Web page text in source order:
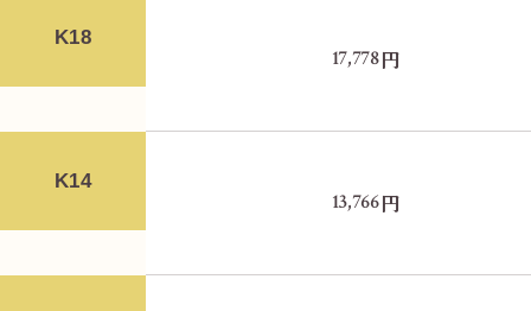
K18
17,778円
K14
13,766円